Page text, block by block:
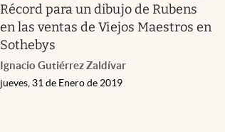
Récord para un dibujo de Rubens
en las ventas de Viejos Maestros en
Sothebys
Ignacio Gutiérrez Zaldívar
jueves, 31 de Enero de 2019